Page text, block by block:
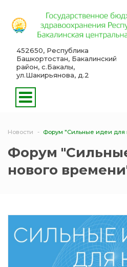
452650, Республика
Башкортостан, Бакалинский
район, с.Бакалы,
ул.Шакирьянова, д.2
Новости Форум "Сильные идеи для
Форум
нового